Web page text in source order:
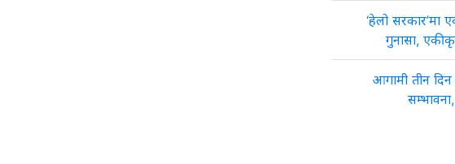
‘हेलो सरकार’मा
गुनासा,
आगामी तीन दिन